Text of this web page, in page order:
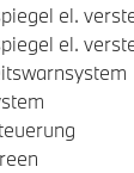
el.
el.